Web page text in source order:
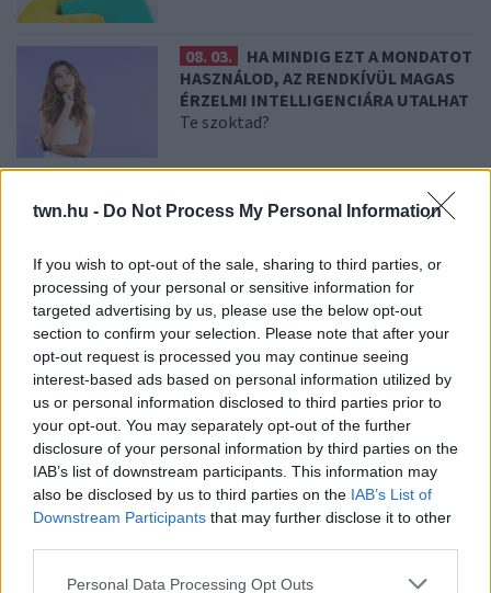
twn.hu - Do Not Process My Personal Information
If you wish to opt-out of the sale, sharing to third parties, or
processing of your personal or sensitive information for
targeted advertising by us, please use the below opt-out
section to confirm your selection. Please note that after your
opt-out request is processed you may continue seeing
interest-based ads based on personal information utilized by
us or personal information disclosed to third parties prior to
your opt-out. You may separately opt-out of the further
disclosure of your personal information by third parties on the
IAB’s list of downstream participants. This information may
also be disclosed by us to third parties on the IAB’s List of
Downstream Participants that may further disclose it to other
Please note that this website/app uses one or more Google
Personal Data Processing Opt Outs
08. 03.
HA MINDIG EZT A MONDATOT
HASZNÁLOD, AZ RENDKÍVÜL MAGAS
ÉRZELMI INTELLIGENCIÁRA UTALHAT
Te szoktad?
SOKAN ROSSZUL TÁROLJÁK
A GYÓGYSZEREIKET – EMIATT
Érdemes odafigyelni rá
08. 01.
EGYRE TÖBB FIATALNÁL JELENTKEZIK EZ A
VITAMINHIÁNY – ILYEN JELEKRE FIGYELJ
Erre figyelj!
07. 31.
NEM A CITROMSAV, AZ ECET VAGY A
SZÓDABIKARBÓNA A LEGERŐSEBB: EZT HASZNÁLJÁK A
SZÁLLODÁKBAN A VÍZKŐ ELLEN
Ez a szer tényleg eltünteti a vízkövet
07. 31.
HAGYD A SÓT: EGY CSIPET EBBŐL A FŐZŐVÍZBE,
ÉS SOKKAL FINOMABB LESZ A FŐTT KRUMPLI